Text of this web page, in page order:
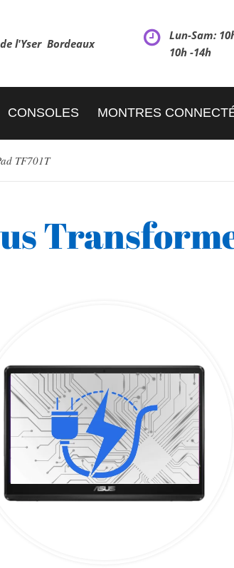
l'Yser Bordeaux
Lun-Sam:
10h -14h
CONSOLES MONTRES
TF701T